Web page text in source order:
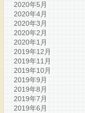
2020年5月
2020年4月
2020年3月
2020年2月
2020年1月
2019年12月
2019年11月
2019年10月
2019年9月
2019年8月
2019年7月
2019年6月